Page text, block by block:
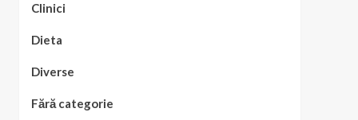
Clinici
Dieta
Diverse
Fără categorie